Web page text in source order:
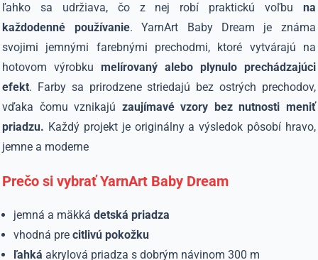
ľahko sa udržiava, čo z nej robí praktickú voľbu na
každodenné používanie. YarnArt Baby Dream je známa
svojimi jemnými farebnými prechodmi, ktoré vytvárajú na
hotovom výrobkumelírovaný alebo plynulo prechádzajúci
efekt. Farby sa prirodzene striedajú bez ostrých prechodov,
vďaka čomu vznikajú zaujímavé vzory bez nutnosti meniť
priadzu. Každý projekt je originálny a výsledok pôsobí hravo,
jemne a moderne
Prečo si vybrať YarnArt Baby Dream
jemná a mäkkádetská priadza
vhodná precitlivú pokožku
ľahká akrylová priadza s dobrým návinom 300 m